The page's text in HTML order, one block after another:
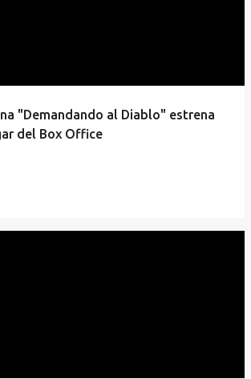
"Demandando al Diablo" estrena
del Box Office